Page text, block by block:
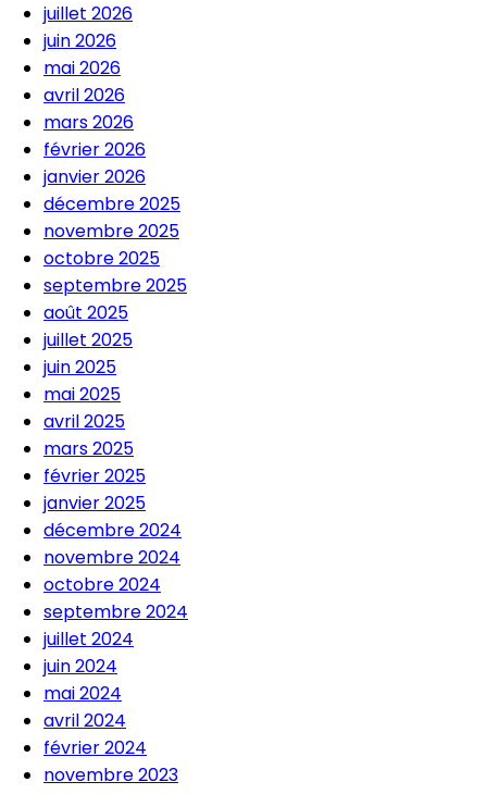
juillet 2026
juin 2026
mai 2026
avril 2026
mars 2026
février 2026
janvier 2026
décembre 2025
novembre 2025
octobre 2025
septembre 2025
août 2025
juillet 2025
juin 2025
mai 2025
avril 2025
mars 2025
février 2025
janvier 2025
décembre 2024
novembre 2024
octobre 2024
septembre 2024
juillet 2024
juin 2024
mai 2024
avril 2024
février 2024
novembre 2023